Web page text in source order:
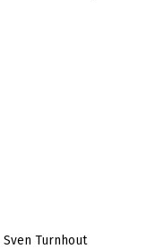
Sven Turnhout